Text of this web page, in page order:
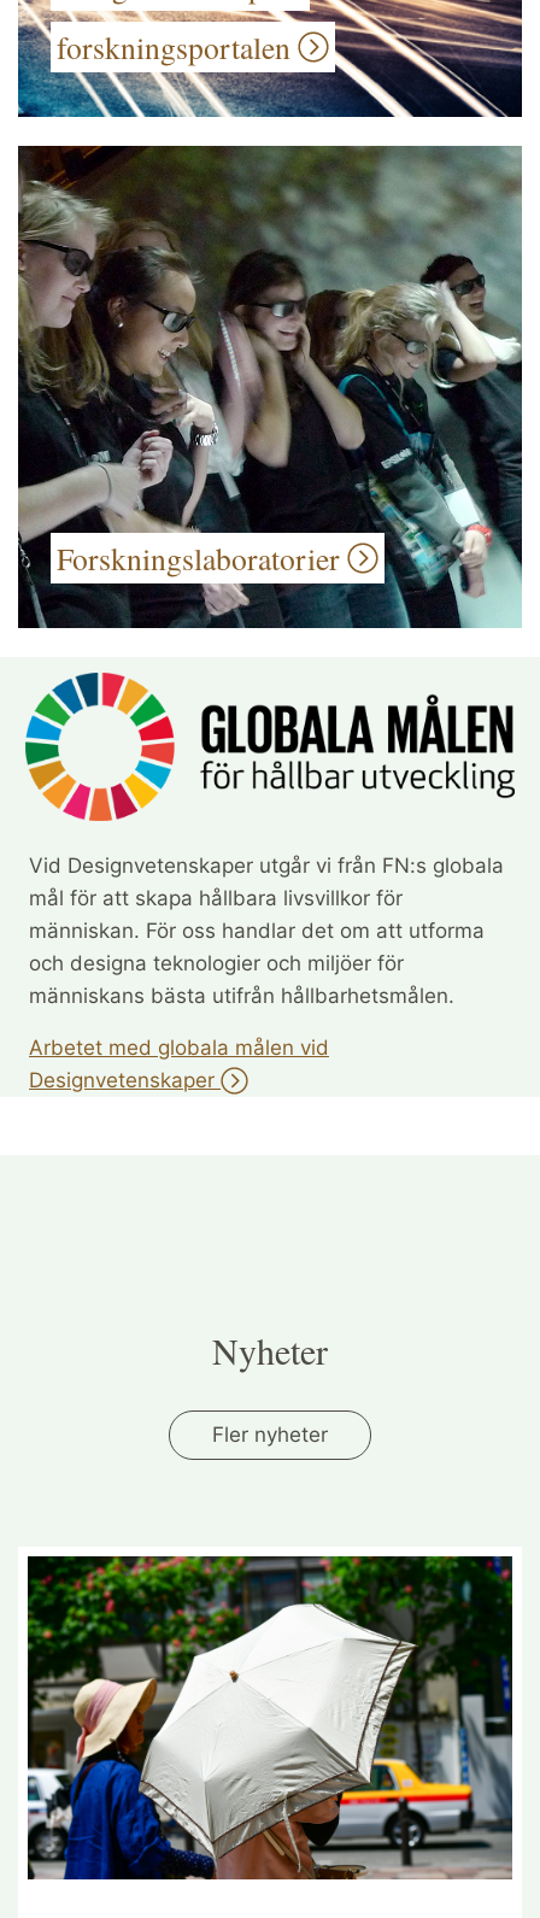
forskningsportalen
Forskningslaboratorier
Vid Designvetenskaper utgår vi från FN:s globala
mål för att skapa hållbara livsvillkor för
människan. För oss handlar det om att utforma
och designa teknologier och miljöer för
människans bästa utifrån hållbarhetsmålen.
Arbetet med globala målen vid
Designvetenskaper
Nyheter
Fler nyheter